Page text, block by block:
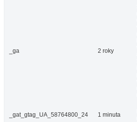
_ga 2 roky
_gat_gtag_UA_58764800_24 1 minuta